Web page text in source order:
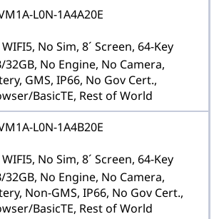
L0N-1A4A20E
No Sim, 8´ Screen, 64-Key
32GB, No Engine, No Camera,
GMS, IP66, No Gov Cert.,
BasicTE, Rest of World
L0N-1A4B20E
No Sim, 8´ Screen, 64-Key
32GB, No Engine, No Camera,
Non-GMS, IP66, No Gov Cert.,
BasicTE, Rest of World